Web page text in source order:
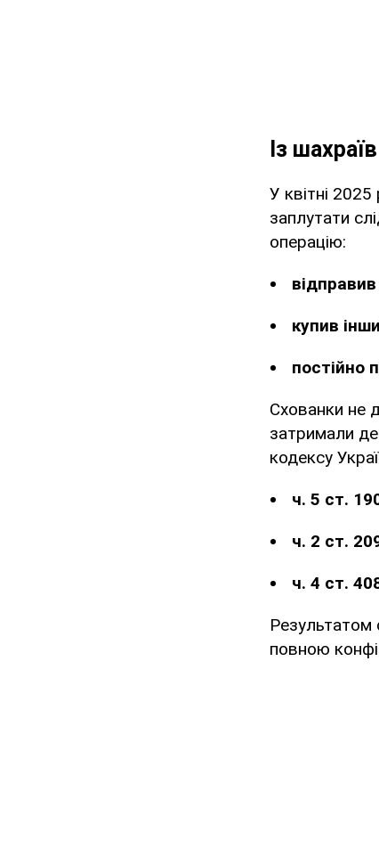
Із
У квітні
заплутати
операцію:
купив
постійно
Схованки не
затримали
кодексу
ч. 5 ст.
ч. 2 ст.
ч. 4 ст.
Результатом
повною